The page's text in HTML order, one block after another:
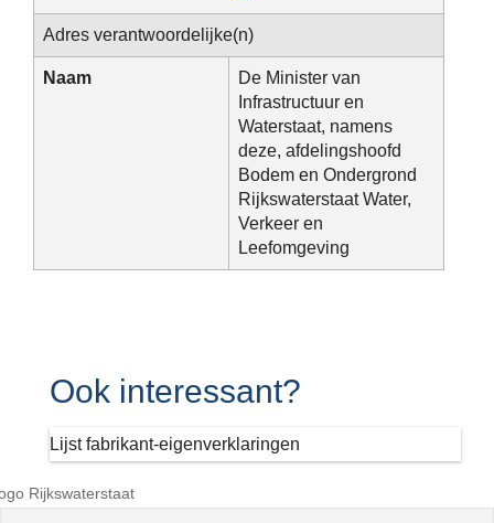
Adres verantwoordelijke(n)
Naam
De Minister van
Infrastructuur en
Waterstaat, namens
deze, afdelingshoofd
Bodem en Ondergrond
Rijkswaterstaat Water,
Verkeer en
Leefomgeving
Ook interessant?
Lijst fabrikant-eigenverklaringen